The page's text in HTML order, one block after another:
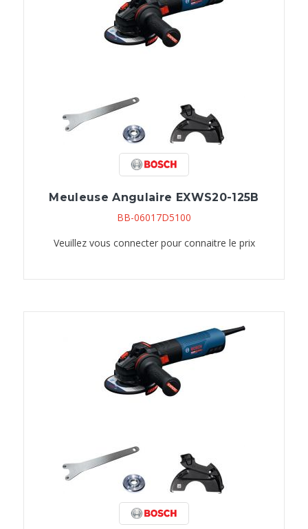
Meuleuse Angulaire EXWS20-125B
BB-06017D5100
Veuillez vous connecter pour connaitre le prix